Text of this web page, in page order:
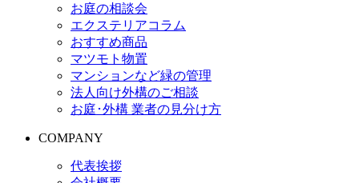
お庭の相談会
エクステリアコラム
おすすめ商品
マツモト物置
マンションなど緑の管理
法人向け外構のご相談
お庭･外構 業者の見分け方
COMPANY
代表挨拶